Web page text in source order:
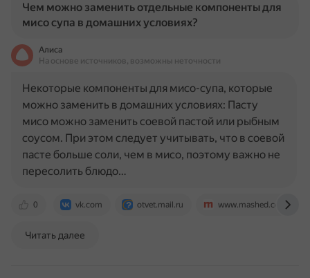
Чем можно заменить отдельные компоненты для
мисо супа в домашних условиях?
Алиса
На основе источников, возможны неточности
0 vk.com otvet.mail.ru www.mashed.com
Некоторые компоненты для мисо-супа, которые
можно заменить в домашних условиях: Пасту
мисо можно заменить соевой пастой или рыбным
соусом. При этом следует учитывать, что в соевой
пасте больше соли, чем в мисо, поэтому важно не
пересолить блюдо…
Читать далее